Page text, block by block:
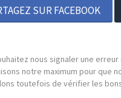
SUR FACEBOOK
nous signaler une erreur
notre maximum pour que
toutefois de vérifier les